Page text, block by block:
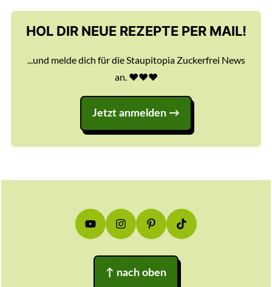
HOL DIR NEUE REZEPTE PER MAIL!
...und melde dich für die Staupitopia Zuckerfrei News
an. ♥️♥️♥️
Jetzt anmelden
↑ nach oben